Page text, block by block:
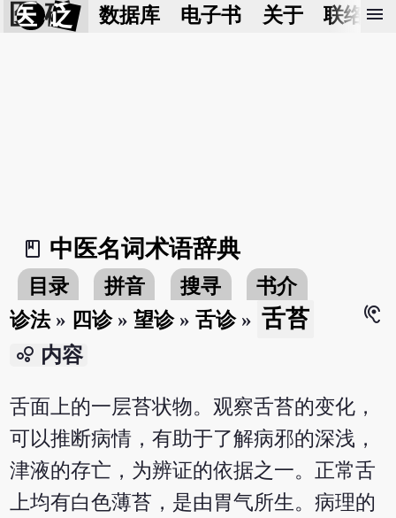
医 砭 数据库 电子书 关于 联络我
menu
book_2
中医名词术语辞典
目录 拼音 搜寻
书介
诊法» 四诊»望诊»舌诊» 舌苔
hearing
bubble_chart 内容
舌面上的一层苔状物。观察舌苔的变化，
可以推断病情，有助于了解病邪的深浅，
津液的存亡，为辨证的依据之一。正常舌
上均有白色薄苔，是由胃气所生。病理的